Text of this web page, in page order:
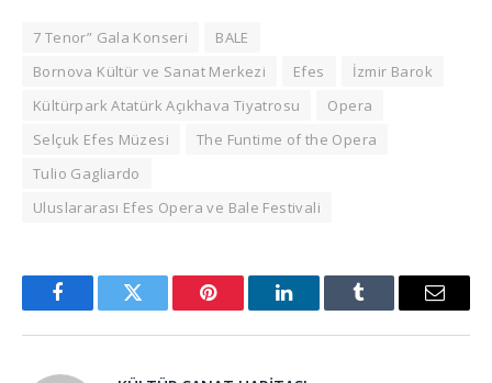
7 Tenor” Gala Konseri
BALE
Bornova Kültür ve Sanat Merkezi
Efes
İzmir Barok
Kültürpark Atatürk Açıkhava Tiyatrosu
Opera
Selçuk Efes Müzesi
The Funtime of the Opera
Tulio Gagliardo
Uluslararası Efes Opera ve Bale Festivali
FacebookTwitter Pinterest LinkedInTumblr Email